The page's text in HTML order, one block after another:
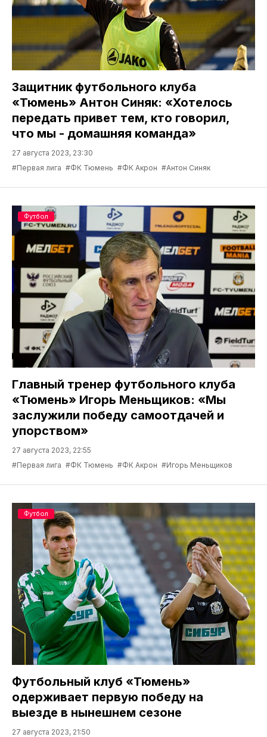
Защитник футбольного клуба
«Тюмень» Антон Синяк: «Хотелось
передать привет тем, кто говорил,
что мы - домашняя команда»
27 августа 2023, 23:30
#Первая лига #ФК Тюмень #ФК Акрон #Антон Синяк
Главный тренер футбольного клуба
«Тюмень» Игорь Меньщиков: «Мы
заслужили победу самоотдачей и
упорством»
27 августа 2023, 22:55
#Первая лига #ФК Тюмень #ФК Акрон #Игорь Меньщиков
Футбол
Футбольный клуб «Тюмень»
одерживает первую победу на
выезде в нынешнем сезоне
27 августа 2023, 21:50
Футбол